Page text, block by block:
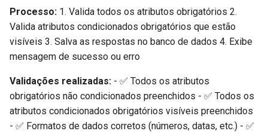
Processo: 1. Valida todos os atributos obrigatórios 2.
Valida atributos condicionados obrigatórios que estão
visíveis 3. Salva as respostas no banco de dados 4. Exibe
mensagem de sucesso ou erro
Validações realizadas: - ✅ Todos os atributos
obrigatórios não condicionados preenchidos - ✅ Todos os
atributos condicionados obrigatórios visíveis preenchidos
- ✅ Formatos de dados corretos (números, datas, etc.) - ✅